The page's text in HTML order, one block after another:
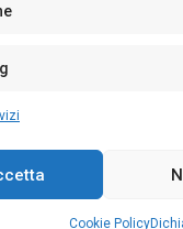
Cookie Policy
128/2020 del 10/02/2020
la Pubblicità: